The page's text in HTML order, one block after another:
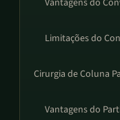
Vantagens do
Limitações do
Cirurgia de Coluna
Vantagens do